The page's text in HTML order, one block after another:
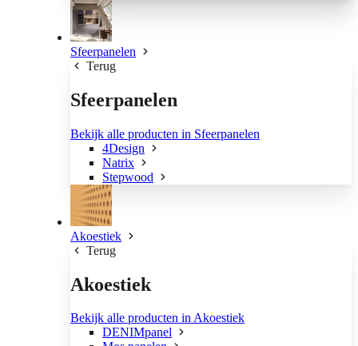
Sfeerpanelen
Terug
Sfeerpanelen
Bekijk alle producten in Sfeerpanelen
4Design
Natrix
Stepwood
Akoestiek
Terug
Akoestiek
Bekijk alle producten in Akoestiek
DENIMpanel